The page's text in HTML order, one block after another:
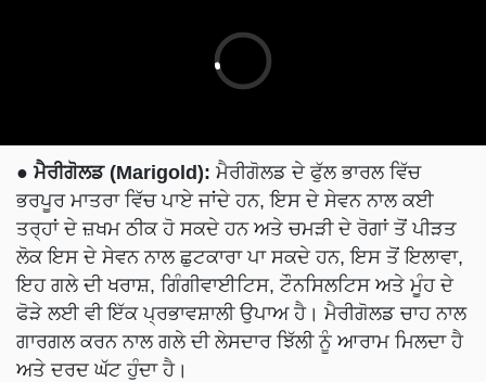
● ਮੈਰੀਗੋਲਡ (Marigold):ਮੈਰੀਗੋਲਡ ਦੇ ਫੁੱਲ ਭਾਰਲ ਵਿੱਚ
ਭਰਪੂਰ ਮਾਤਰਾ ਵਿੱਚ ਪਾਏ ਜਾਂਦੇ ਹਨ, ਇਸ ਦੇ ਸੇਵਨ ਨਾਲ ਕਈ
ਤਰ੍ਹਾਂ ਦੇ ਜ਼ਖਮ ਠੀਕ ਹੋ ਸਕਦੇ ਹਨ ਅਤੇ ਚਮੜੀ ਦੇ ਰੋਗਾਂ ਤੋਂ ਪੀੜਤ
ਲੋਕ ਇਸ ਦੇ ਸੇਵਨ ਨਾਲ ਛੁਟਕਾਰਾ ਪਾ ਸਕਦੇ ਹਨ, ਇਸ ਤੋਂ ਇਲਾਵਾ,
ਇਹ ਗਲੇ ਦੀ ਖਰਾਸ਼, ਗਿੰਗੀਵਾਈਟਿਸ, ਟੌਨਸਿਲਟਿਸ ਅਤੇ ਮੂੰਹ ਦੇ
ਫੋੜੇ ਲਈ ਵੀ ਇੱਕ ਪ੍ਰਭਾਵਸ਼ਾਲੀ ਉਪਾਅ ਹੈ। ਮੈਰੀਗੋਲਡ ਚਾਹ ਨਾਲ
ਗਾਰਗਲ ਕਰਨ ਨਾਲ ਗਲੇ ਦੀ ਲੇਸਦਾਰ ਝਿੱਲੀ ਨੂੰ ਆਰਾਮ ਮਿਲਦਾ ਹੈ
ਅਤੇ ਦਰਦ ਘੱਟ ਹੁੰਦਾ ਹੈ।